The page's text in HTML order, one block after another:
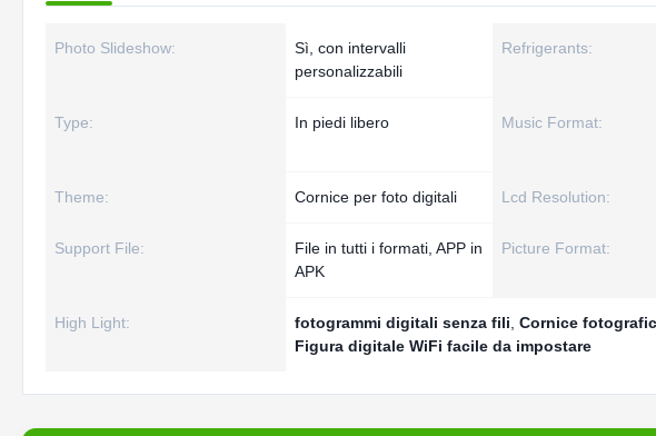
Photo Slideshow:
Sì, con intervalli
personalizzabili
Refrigerants:
Type: In piedi libero Music Format:
Theme: Cornice per foto digitali Lcd Resolution:
Support File:
File in tutti i formati, APP in
APK
Picture Format:
High Light: fotogrammi digitali senza fili Cornice
Figura digitale WiFi facile da impostare